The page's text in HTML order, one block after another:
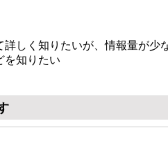
しく知りたいが、情報量が
を知りたい